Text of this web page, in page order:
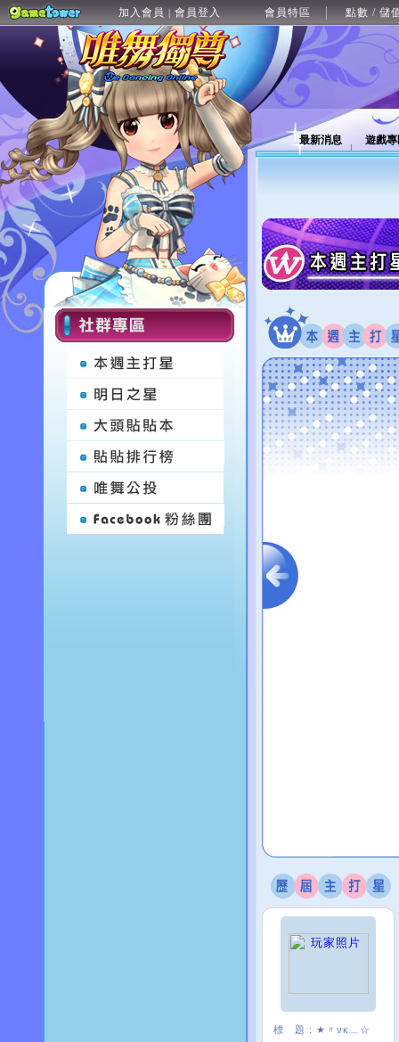
加入會員 | 會員登入 會員特區 點數 / 儲
最新消息 遊戲
標 題： ★〃νκ﹏☆